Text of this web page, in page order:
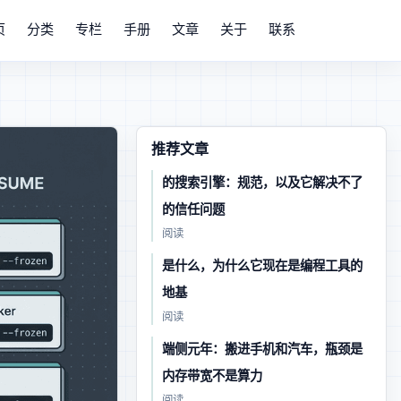
分类 专栏 手册 文章 关于 联系
推荐文章
Agent 的搜索引擎：Agentic Resource Discovery 规范，以及它解决不了
的信任问题
· 阅读
Bun 是什么，为什么它现在是 AI 编程工具的
地基
· 阅读
端侧 AI 元年：Agent 搬进手机和汽车，瓶颈是
内存带宽不是算力